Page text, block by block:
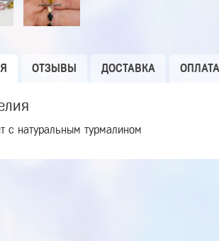
ОТЗЫВЫ ДОСТАВКА ОПЛАТА
с натуральным турмалином